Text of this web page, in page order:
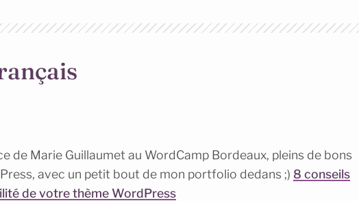
de Marie Guillaumet au WordCamp Bordeaux, pleins de bons
avec un petit bout de mon portfolio dedans ;) 8 conseils
de votre thème WordPress